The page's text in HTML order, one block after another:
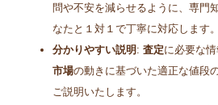
問や不安を減らせるように、専門
なたと１対１で丁寧に対応します。
分かりやすい説明: 査定に必要な
市場の動きに基づいた適正な値段
ご説明いたします。